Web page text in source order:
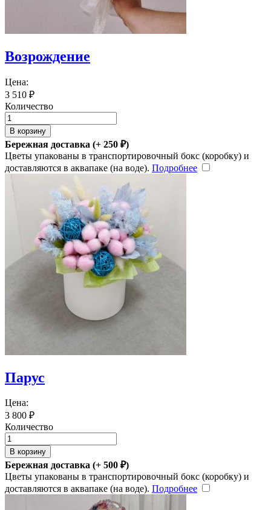
Возрождение
Цена:
3 510 ₽
Количество
В корзину
Бережная доставка (+ 250 ₽)
Цветы упакованы в транспортировочный бокс (коробку) и
доставляются в аквапаке (на воде). Подробнее
Парус
Цена:
3 800 ₽
Количество
В корзину
Бережная доставка (+ 500 ₽)
Цветы упакованы в транспортировочный бокс (коробку) и
доставляются в аквапаке (на воде). Подробнее